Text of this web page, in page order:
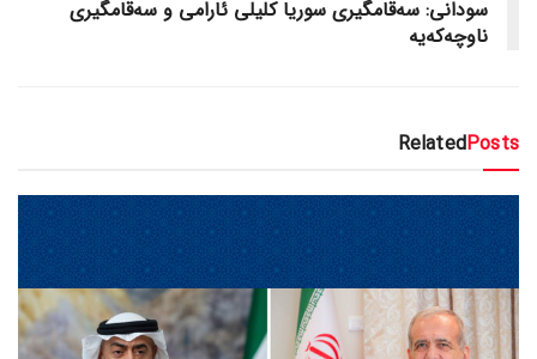
سودانی: سەقامگیری سوریا کلیلی ئارامی و سەقامگیری
ناوچەکەیە
RelatedPosts